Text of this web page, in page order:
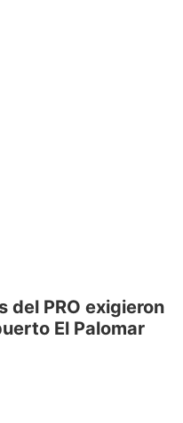
del PRO exigieron
El Palomar